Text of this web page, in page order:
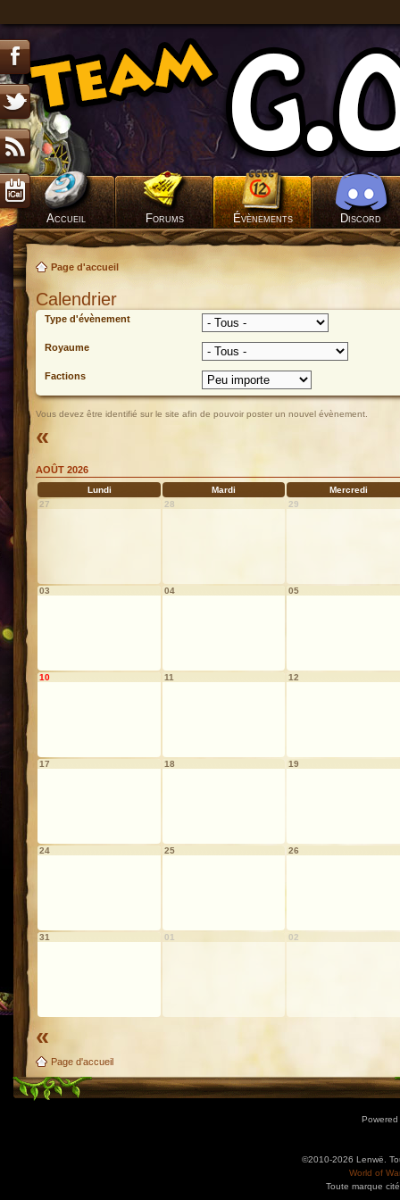
Accueil Forums Évènements Discord
Page d'accueil
Calendrier
Type d'évènement
Royaume
Factions
Vous devez être identifié sur le site afin de pouvoir poster un nouvel évènement.
«
AOÛT 2026
Lundi Mardi
Mercredi
27
28 29
03 04 05
10 11 12
17 18 19
24 25 26
31 01 02
«
Page d'accueil
©2010-2026 Lenwë.
World of
Toute marque